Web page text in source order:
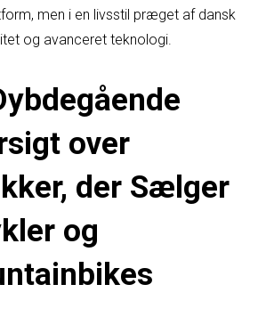
men i en livsstil præget af dansk
og avanceret teknologi.
over
der Sælger
og